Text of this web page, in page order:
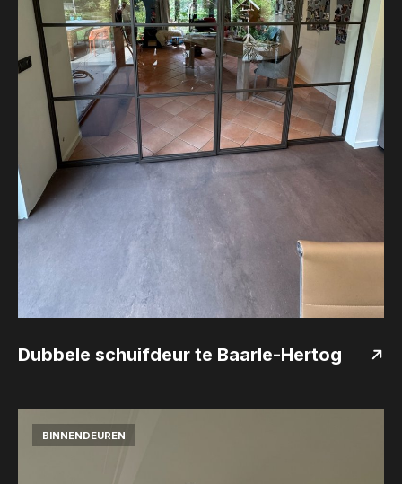
Dubbele schuifdeur te Baarle-Hertog
BINNENDEUREN